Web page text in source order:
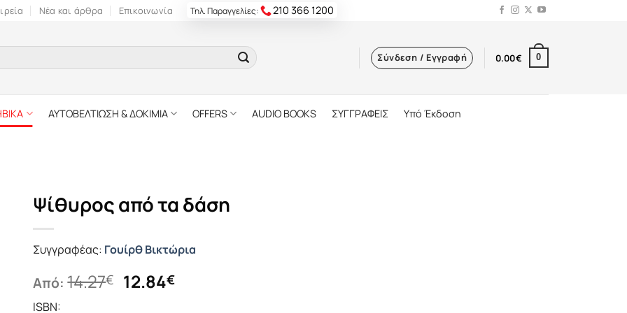
Νέα και άρθρα Επικοινωνία Τηλ. Παραγγελίες: 210 366 1200
Σύνδεση / Εγγραφή 0.00€ 0
ΑΥΤΟΒΕΛΤΙΩΣΗ & ΔΟΚΙΜΙΑ OFFERS AUDIO BOOKS ΣΥΓΓΡΑΦΕΙΣ Υπό Έκδοση
Ψίθυρος από τα δάση
Συγγραφέας: Γουίρθ Βικτώρια
Από:14.27€ Original
12.84€Η
ISBN: